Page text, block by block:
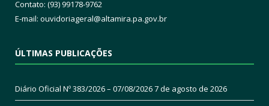
Contato: (93) 99178-9762
E-mail: ouvidoriageral@altamira.pa.gov.br
ÚLTIMAS PUBLICAÇÕES
Diário Oficial Nº 383/2026 – 07/08/20267 de agosto de 2026